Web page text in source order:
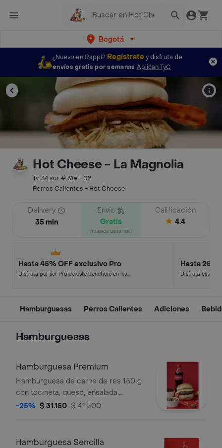
Bogotá
¿Nuevo en Rappi? Regístratey disfruta de
envíos gratis por semanas Aplican TyC
Hot Cheese - La Magnolia
Tv. 34 sur # 31e - 02
Perros Calientes - Hot Cheese
Delivery
35 min
Envío
Gratis
(nuevos usuarios)
Calificación
4.4
Hasta 45% OFF exclusivo Pro
Disfruta por ser Pro de este beneficio en los
Hasta 25%
Disfruta este
Hamburguesas Perros Calientes Adiciones
Hamburguesas
Hamburguesa Premium
Hamburguesa de carne de res 150 g
con tocineta, queso, ensalada,
jalapeños y pepinillos.
-25% $ 31.150 $ 41.500
Hamburguesa Sencilla